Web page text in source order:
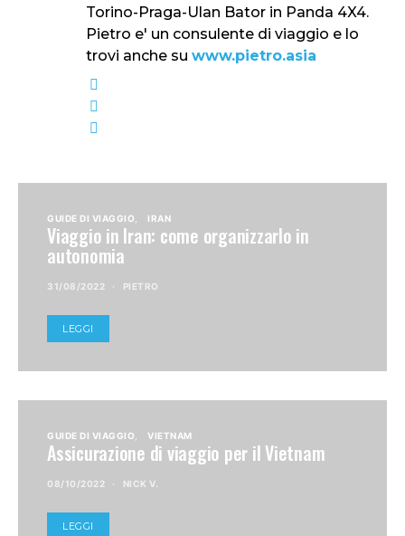
Torino-Praga-Ulan Bator in Panda 4X4.
Pietro e' un consulente di viaggio e lo
trovi anche su www.pietro.asia
GUIDE DI VIAGGIO IRAN
Viaggio in Iran: come organizzarlo in
autonomia
31/08/2022 PIETRO
LEGGI
GUIDE DI VIAGGIO VIETNAM
Assicurazione di viaggio per il Vietnam
08/10/2022 NICK V.
LEGGI